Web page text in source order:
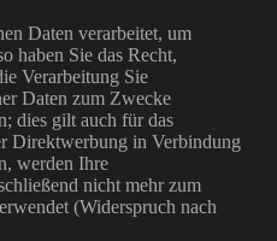
Daten verarbeitet, um
haben Sie das Recht,
Verarbeitung Sie
Daten zum Zwecke
dies gilt auch für das
Direktwerbung in Verbindung
werden Ihre
nicht mehr zum
(Widerspruch nach